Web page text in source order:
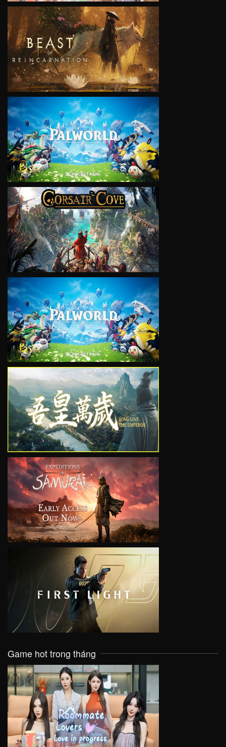
VIEW
VIEW
VIEW
VIEW
VIEW
VIEW
VIEW
Game hot trong tháng
VIEW